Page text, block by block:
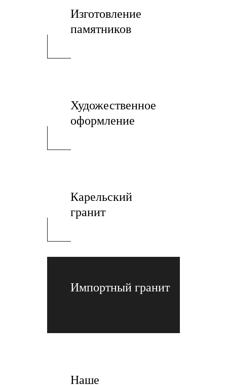
Изготовление
памятников
Художественное
оформление
Карельский
гранит
Импортный гранит
Наше